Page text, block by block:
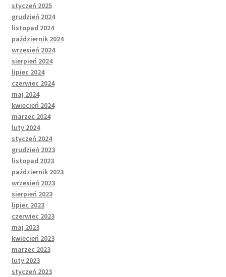
styczeń 2025
grudzień 2024
listopad 2024
październik 2024
wrzesień 2024
sierpień 2024
lipiec 2024
czerwiec 2024
maj 2024
kwiecień 2024
marzec 2024
luty 2024
styczeń 2024
grudzień 2023
listopad 2023
październik 2023
wrzesień 2023
sierpień 2023
lipiec 2023
czerwiec 2023
maj 2023
kwiecień 2023
marzec 2023
luty 2023
styczeń 2023